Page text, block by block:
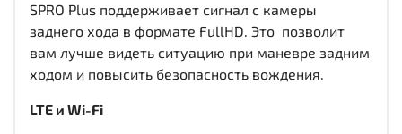
SPRO Plus поддерживает сигнал с камеры
заднего хода в формате FullHD. Это позволит
вам лучше видеть ситуацию при маневре задним
ходом и повысить безопасность вождения.
LTE и Wi-Fi